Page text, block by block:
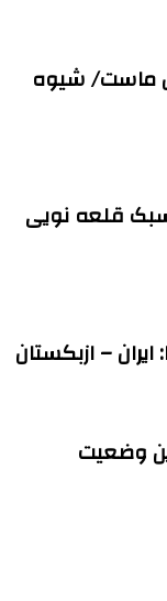
ماست/ شیوه
قلعه نویی
وضعیت